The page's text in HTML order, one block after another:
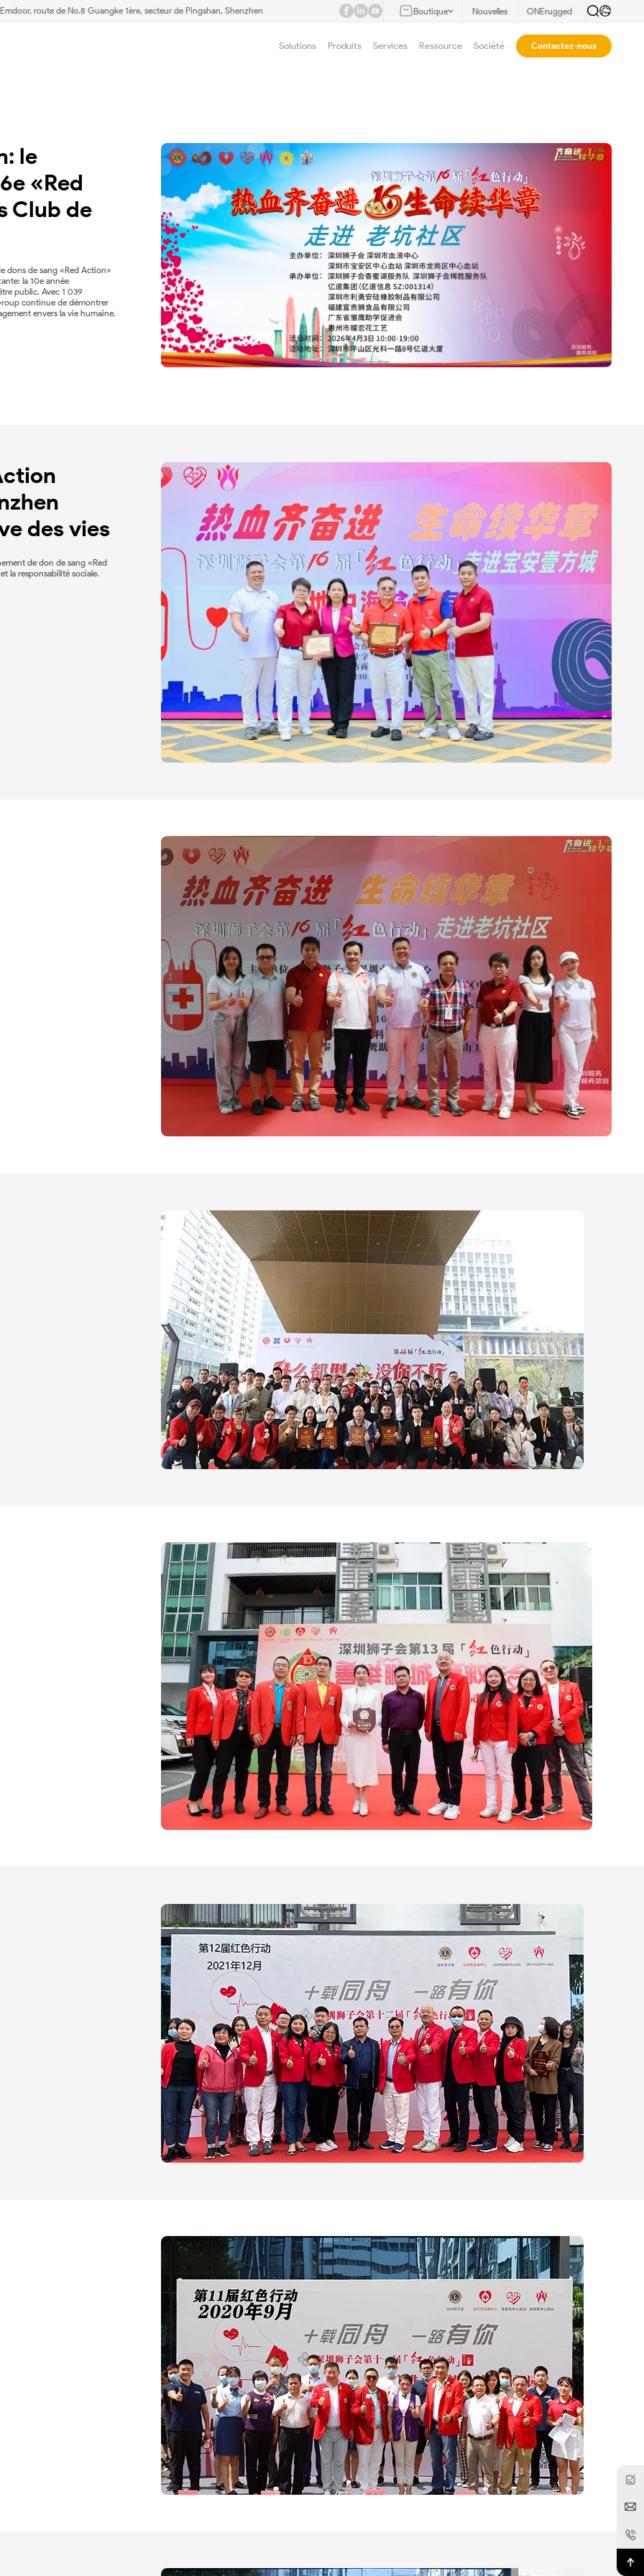
route de No.8 Guangke 1ère, secteur de Pingshan, Shenzhen Boutique Nouvelles ONErugged
Solutions Produits Services Ressource Société Contactez-nous
le
«Red
Club de
dons de sang «Red Action»
la 10e année
public. Avec 1 039
continue de démontrer
envers la vie humaine.
des vies
de don de sang «Red
la responsabilité sociale.